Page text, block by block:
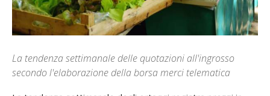
La tendenza settimanale delle quotazioni all'ingrosso
secondo l'elaborazione della borsa merci telematica